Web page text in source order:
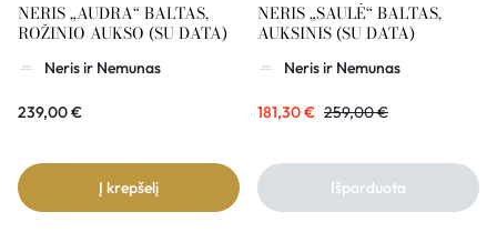
NERIS „AUDRA“ BALTAS,
ROŽINIO AUKSO (SU DATA)
Neris ir Nemunas
239,00€
Į krepšelį
NERIS „SAULĖ“ BALTAS,
AUKSINIS (SU DATA)
Neris ir Nemunas
181,30€ 259,00€
Išparduota